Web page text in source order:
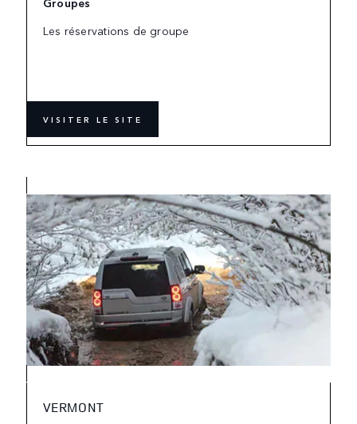
Les réservations de groupe
VISITER LE SITE
VERMONT